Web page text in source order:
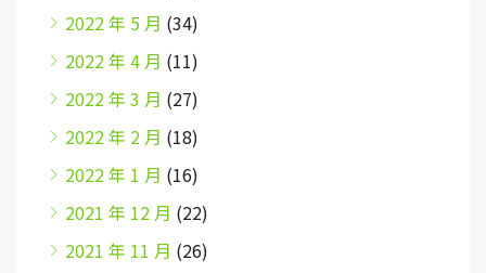
2022 年 5 月 (34)
2022 年 4 月 (11)
2022 年 3 月 (27)
2022 年 2 月 (18)
2022 年 1 月 (16)
2021 年 12 月 (22)
2021 年 11 月 (26)